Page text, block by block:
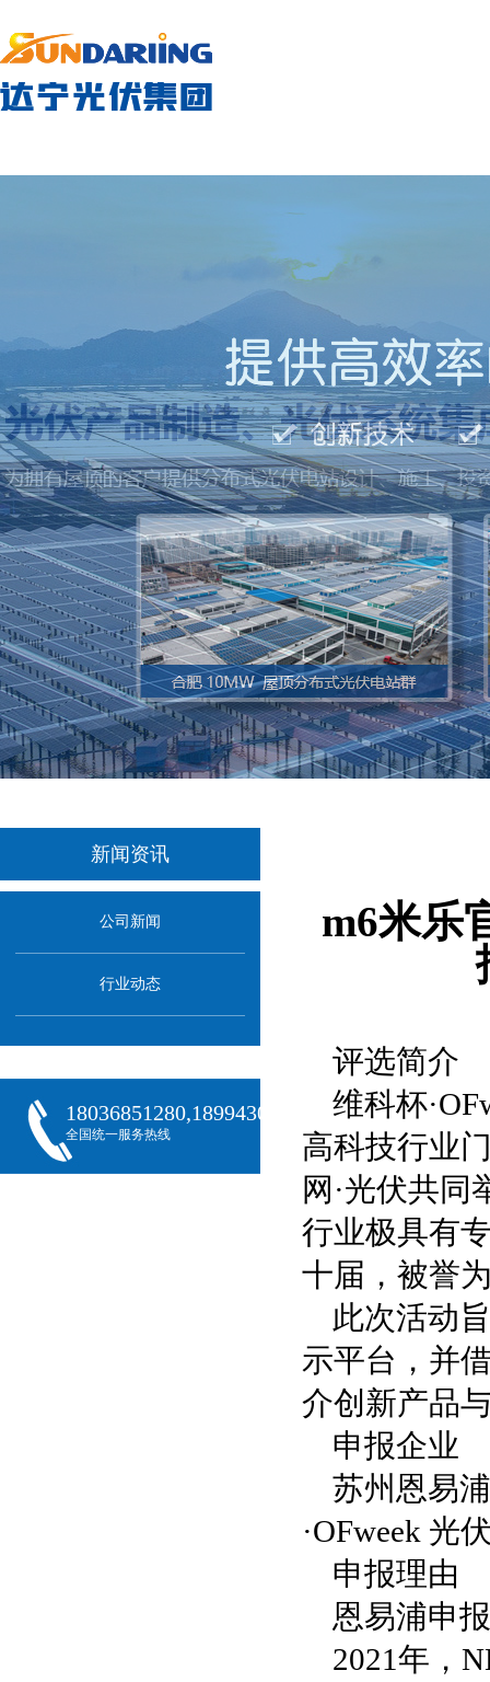
新闻资讯
公司新闻
行业动态
18036851280,18994301288,18068407382
全国统一服务热线
m6米乐
评选简介
维科杯
高科技行业
网·光伏共
行业极具有
十届，被誉
此次活动
示平台，并
介创新产品
申报企业
苏州恩易
·OFweek 光
申报理由
恩易浦申
2021年，